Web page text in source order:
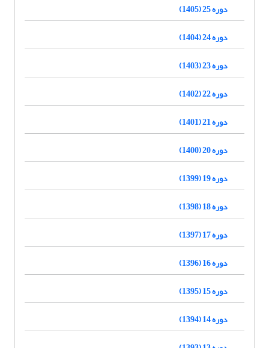
دوره 25 (1405)
دوره 24 (1404)
دوره 23 (1403)
دوره 22 (1402)
دوره 21 (1401)
دوره 20 (1400)
دوره 19 (1399)
دوره 18 (1398)
دوره 17 (1397)
دوره 16 (1396)
دوره 15 (1395)
دوره 14 (1394)